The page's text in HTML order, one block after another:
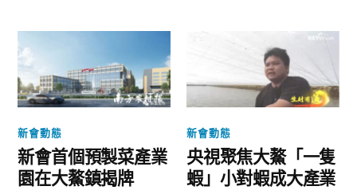
新會動態
新會首個預製菜產業
園在大鰲鎮揭牌
新會動態
央視聚焦大鰲「一隻
蝦」小對蝦成大產業